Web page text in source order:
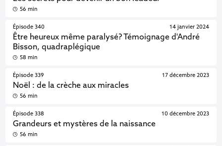
56 min
Épisode 340
Être heureux même paralysé? Témoignage d'André
Bisson, quadraplégique
14 janvier 2024
58 min
Épisode 339
Noël : de la crèche aux miracles
17 décembre 2023
56 min
Épisode 338
Grandeurs et mystères de la naissance
10 décembre 2023
56 min